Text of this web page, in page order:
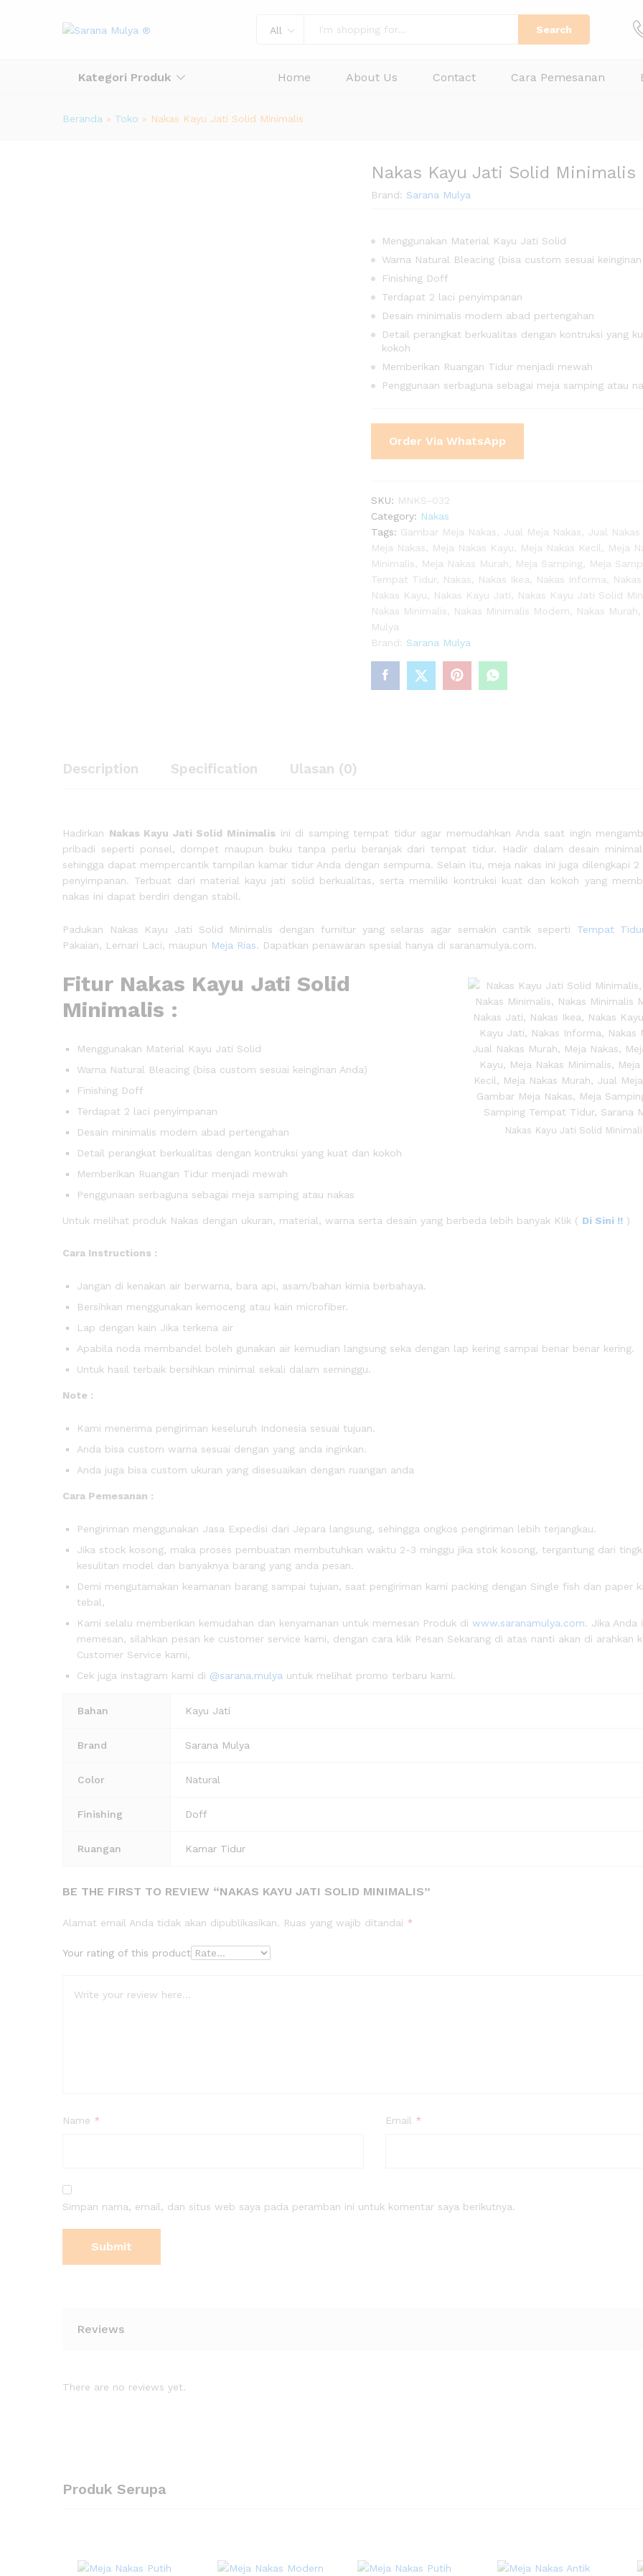
All Search
Kategori Produk Home About Us Contact Cara Pemesanan
Beranda » Toko » Nakas Kayu Jati Solid Minimalis
Nakas Kayu Jati Solid Minimalis
Brand: Sarana Mulya
Menggunakan Material Kayu Jati Solid
Warna Natural Bleacing (bisa custom sesuai
Finishing Doff
Terdapat 2 laci penyimpanan
Desain minimalis modern abad pertengahan
Detail perangkat berkualitas dengan kontruksi yang
kokoh
Memberikan Ruangan Tidur menjadi mewah
Penggunaan serbaguna sebagai meja samping atau
Order Via WhatsApp
SKU: MNKS-032
Category: Nakas
Tags: Gambar Meja Nakas Jual Meja Nakas
Jual Nakas
Meja Nakas
Meja Nakas Kayu Meja Nakas Kecil
Meja
Minimalis
Meja Nakas Murah Meja Samping
Meja
Tempat Tidur, Nakas Nakas Ikea Nakas Informa
Nakas Kayu
Nakas Kayu Jati
Nakas Kayu Jati Solid
Nakas Minimalis
Nakas Minimalis Modern Nakas Murah
Mulya
Brand: Sarana Mulya
Description Specification Ulasan (0)
Hadirkan Nakas Kayu Jati Solid Minimalis ini di samping tempat tidur agar memudahkan Anda saat ingin
pribadi seperti ponsel, dompet maupun buku tanpa perlu beranjak dari tempat tidur. Hadir dalam desain
sehingga dapat mempercantik tampilan kamar tidur Anda dengan sempurna. Selain itu, meja nakas ini juga dilengkapi 2
penyimpanan. Terbuat dari material kayu jati solid berkualitas, serta memiliki kontruksi kuat dan kokoh yang
nakas ini dapat berdiri dengan stabil.
Padukan Nakas Kayu Jati Solid Minimalis dengan furnitur yang selaras agar semakin cantik seperti Tempat
Pakaian, Lemari Laci, maupun Meja Rias. Dapatkan penawaran spesial hanya di saranamulya.com.
Nakas Kayu Jati Solid
Fitur Nakas Kayu Jati Solid
Minimalis :
Menggunakan Material Kayu Jati Solid
Warna Natural Bleacing (bisa custom sesuai keinginan Anda)
Finishing Doff
Terdapat 2 laci penyimpanan
Desain minimalis modern abad pertengahan
Detail perangkat berkualitas dengan kontruksi yang kuat dan kokoh
Memberikan Ruangan Tidur menjadi mewah
Penggunaan serbaguna sebagai meja samping atau nakas
Untuk melihat produk Nakas dengan ukuran, material, warna serta desain yang berbeda lebih banyak Klik ( Di Sini !! )
Cara Instructions :
Jangan di kenakan air berwarna, bara api, asam/bahan kimia berbahaya.
Bersihkan menggunakan kemoceng atau kain microfiber.
Lap dengan kain Jika terkena air
Apabila noda membandel boleh gunakan air kemudian langsung seka dengan lap kering sampai benar benar kering.
Untuk hasil terbaik bersihkan minimal sekali dalam seminggu.
Note :
Kami menerima pengiriman keseluruh Indonesia sesuai tujuan.
Anda bisa custom warna sesuai dengan yang anda inginkan.
Anda juga bisa custom ukuran yang disesuaikan dengan ruangan anda
Cara Pemesanan :
Pengiriman menggunakan Jasa Expedisi dari Jepara langsung, sehingga ongkos pengiriman lebih terjangkau.
Jika stock kosong, maka proses pembuatan membutuhkan waktu 2-3 minggu jika stok kosong, tergantung dari
kesulitan model dan banyaknya barang yang anda pesan.
Demi mengutamakan keamanan barang sampai tujuan, saat pengiriman kami packing dengan Single fish dan paper
tebal,
Kami selalu memberikan kemudahan dan kenyamanan untuk memesan Produk di www.saranamulya.com. Jika Anda
memesan, silahkan pesan ke customer service kami, dengan cara klik Pesan Sekarang di atas nanti akan di arahkan
Customer Service kami,
Cek juga instagram kami di @sarana.mulya untuk melihat promo terbaru kami.
Bahan Kayu Jati
Brand Sarana Mulya
Color Natural
Finishing Doff
Ruangan Kamar Tidur
BE THE FIRST TO REVIEW “NAKAS KAYU JATI SOLID MINIMALIS”
Alamat email Anda tidak akan dipublikasikan. Ruas yang wajib ditandai *
Your rating of this product
Name * Email *
Simpan nama, email, dan situs web saya pada peramban ini untuk komentar saya berikutnya.
Reviews
There are no reviews yet.
Produk Serupa